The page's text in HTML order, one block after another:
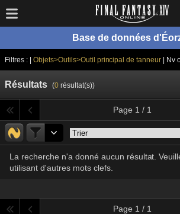
Base de données
Filtres : | Objets>Outils>Outil principal de tanneur
Résultats (0résultat(s))
Page 1 / 1
La recherche n'a donné aucun résultat.
utilisant d'autres mots clefs.
Page 1 / 1